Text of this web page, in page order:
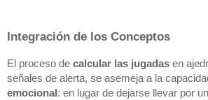
Integración de los Conceptos
El proceso de calcular las jugadas en
señales de alerta, se asemeja a la
emocional : en lugar de dejarse llevar por